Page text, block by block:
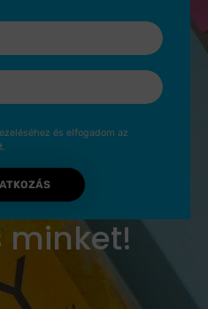
és elfogadom az
t.
minket!